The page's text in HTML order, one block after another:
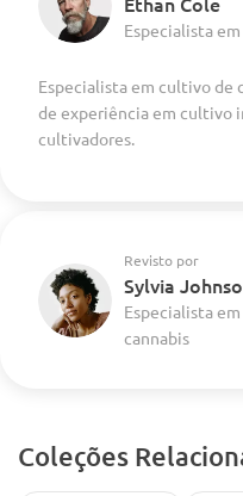
Especialista
Especialista em cultivo de
de experiência em cultivo
cultivadores.
Revisto por
Sylvia
Especialista
cannabis
Coleções